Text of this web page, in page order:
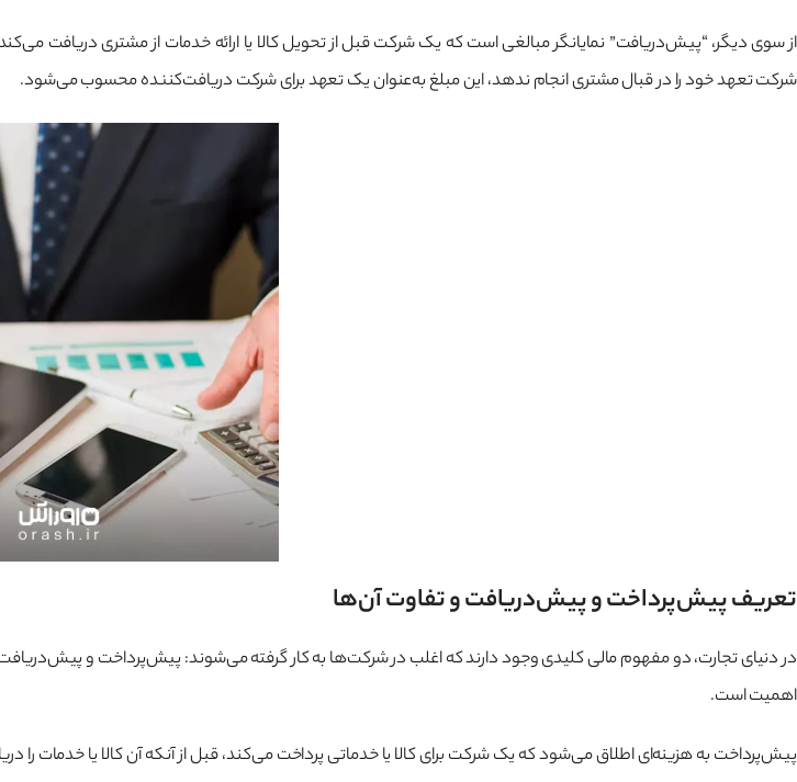
از سوی دیگر، “پیش‌دریافت” نمایانگر مبالغی است که یک شرکت قبل از تحویل کالا یا ارائه خدمات از مشتری دریافت
شرکت تعهد خود را در قبال مشتری انجام ندهد، این مبلغ به‌عنوان یک تعهد برای شرکت دریافت‌کننده محسوب می‌شود.
تعریف پیش‌پرداخت و پیش‌دریافت و تفاوت آن‌ها
در دنیای تجارت، دو مفهوم مالی کلیدی وجود دارند که اغلب در شرکت‌ها به کار گرفته می‌شوند: پیش‌پرداخت و
اهمیت است.
پیش‌پرداخت به هزینه‌ای اطلاق می‌شود که یک شرکت برای کالا یا خدماتی پرداخت می‌کند، قبل از آنکه آن کالا یا خدمات را